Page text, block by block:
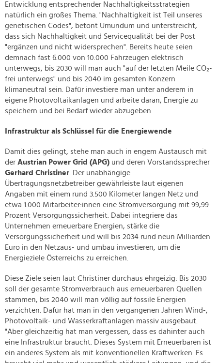
Entwicklung entsprechender Nachhaltigkeitsstrategien
natürlich ein großes Thema. "Nachhaltigkeit ist Teil unseres
genetischen Codes", betont Umundum und unterstreicht,
dass sich Nachhaltigkeit und Servicequalität bei der Post
"ergänzen und nicht widersprechen". Bereits heute seien
demnach fast 6.000 von 10.000 Fahrzeugen elektrisch
unterwegs, bis 2030 will man auch "auf der letzten Meile CO₂-
frei unterwegs" und bis 2040 im gesamten Konzern
klimaneutral sein. Dafür investiere man unter anderem in
eigene Photovoltaikanlagen und arbeite daran, Energie zu
speichern und bei Bedarf wieder abzugeben.
Infrastruktur als Schlüssel für die Energiewende
Damit dies gelingt, stehe man auch in engem Austausch mit
der Austrian Power Grid (APG) und deren Vorstandssprecher
Gerhard Christiner . Der unabhängige
Übertragungsnetzbetreiber gewährleiste laut eigenen
Angaben mit einem rund 3.500 Kilometer langen Netz und
etwa 1.000 Mitarbeiter:innen eine Stromversorgung mit 99,99
Prozent Versorgungssicherheit. Dabei integriere das
Unternehmen erneuerbare Energien, stärke die
Versorgungssicherheit und will bis 2034 rund neun Milliarden
Euro in den Netzaus- und umbau investieren, um die
Energieziele Österreichs zu erreichen.
Diese Ziele seien laut Christiner durchaus ehrgeizig: Bis 2030
soll der gesamte Stromverbrauch aus erneuerbaren Quellen
stammen, bis 2040 will man völlig auf fossile Energien
verzichten. Dafür hat man in den vergangenen Jahren Wind-,
Photovoltaik- und Wasserkraftanlagen massiv ausgebaut.
"Aber gleichzeitig hat man vergessen, dass es dahinter auch
eine Infrastruktur braucht. Dieses System mit Erneuerbaren ist
ein anderes System als mit konventionellen Kraftwerken. Es